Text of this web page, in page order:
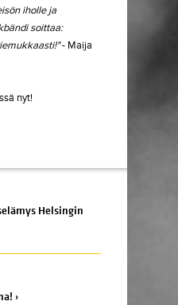
iholle ja
soittaa:
- Maija
nyt!
Helsingin
›